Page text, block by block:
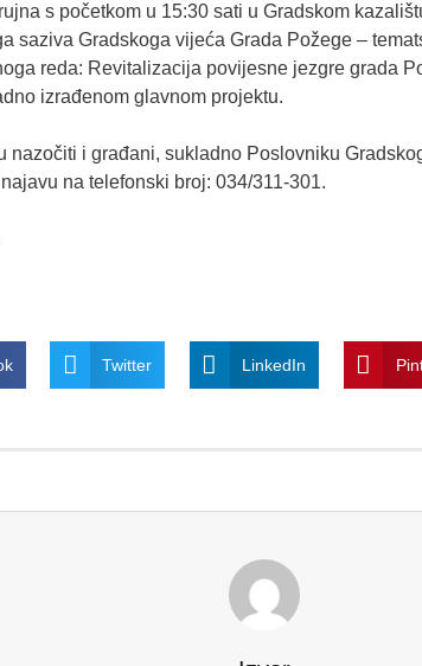
s početkom u 15:30 sati u Gradskom
saziva Gradskoga vijeća Grada Požege –
reda: Revitalizacija povijesne jezgre grada
izrađenom glavnom projektu.
nazočiti i građani, sukladno Poslovniku
na telefonski broj: 034/311-301.
Twitter LinkedIn